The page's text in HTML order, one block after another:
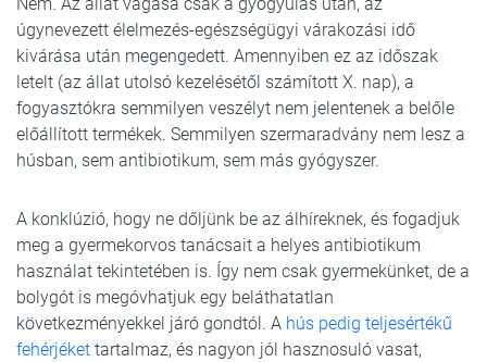
úgynevezett élelmezés-egészségügyi várakozási idő
kivárása után megengedett. Amennyiben ez az időszak
letelt (az állat utolsó kezelésétől számított X. nap), a
fogyasztókra semmilyen veszélyt nem jelentenek a belőle
előállított termékek. Semmilyen szermaradvány nem lesz a
húsban, sem antibiotikum, sem más gyógyszer.
A konklúzió, hogy ne dőljünk be az álhíreknek, és fogadjuk
meg a gyermekorvos tanácsait a helyes antibiotikum
használat tekintetében is. Így nem csak gyermekünket, de a
bolygót is megóvhatjuk egy beláthatatlan
következményekkel járó gondtól. A hús pedig teljesértékű
fehérjéket tartalmaz, és nagyon jól hasznosuló vasat,